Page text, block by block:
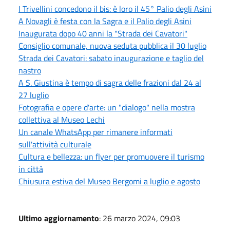
I Trivellini concedono il bis: è loro il 45° Palio degli Asini
A Novagli è festa con la Sagra e il Palio degli Asini
Inaugurata dopo 40 anni la "Strada dei Cavatori"
Consiglio comunale, nuova seduta pubblica il 30 luglio
Strada dei Cavatori: sabato inaugurazione e taglio del
nastro
A S. Giustina è tempo di sagra delle frazioni dal 24 al
27 luglio
Fotografia e opere d'arte: un "dialogo" nella mostra
collettiva al Museo Lechi
Un canale WhatsApp per rimanere informati
sull'attività culturale
Cultura e bellezza: un flyer per promuovere il turismo
in città
Chiusura estiva del Museo Bergomi a luglio e agosto
Ultimo aggiornamento: 26 marzo 2024, 09:03